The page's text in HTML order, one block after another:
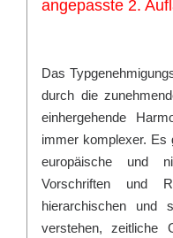
angepasste 2.
Das
durch die
einhergehende
immer komplexer. Es
europäische und
Vorschriften und
hierarchischen und
verstehen, zeitliche